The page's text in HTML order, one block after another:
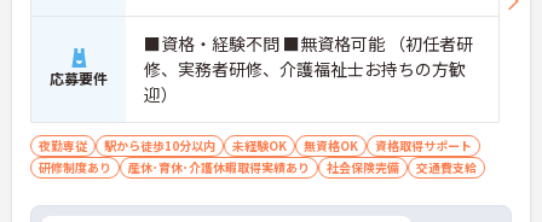
応募要件
■資格・経験不問 ■無資格可能 （初任者研
修、実務者研修、介護福祉士お持ちの方歓
迎）
夜勤専従 駅から徒歩10分以内 未経験OK 無資格OK
資格取得サポート
研修制度あり
産休･育休･介護休暇取得実績あり 社会保険完備 交通費支給